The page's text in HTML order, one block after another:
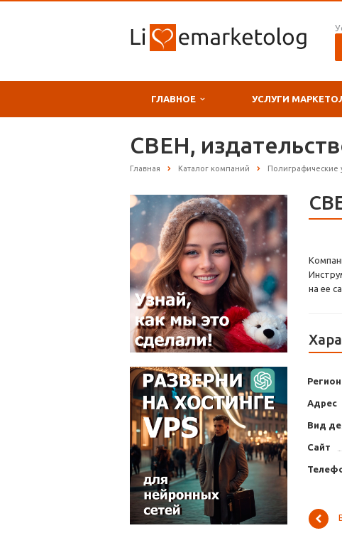
ГЛАВНОЕ УСЛУГИ
СВЕН,
Главная Каталог компаний Полиграфические
на ее
Регион
Адрес
Вид
Сайт